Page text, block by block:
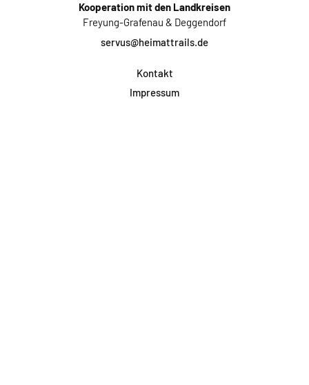
Kooperation mit den Landkreisen
Freyung-Grafenau & Deggendorf
servus@heimattrails.de
Kontakt
Impressum